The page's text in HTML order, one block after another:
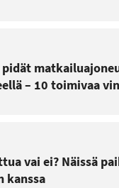
pidät
– 10 toimivaa
vai ei? Näissä
kanssa